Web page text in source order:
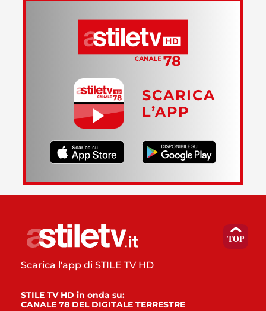
SCARICA
L’APP
Scarica l'app di STILE TV HD
STILE TV HD in onda su:
CANALE 78 DEL DIGITALE TERRESTRE